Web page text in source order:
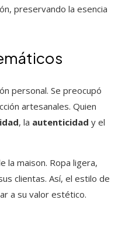
preservando la esencia
personal. Se preocupó
artesanales. Quien
, la autenticidad y el
la maison. Ropa ligera,
clientas. Así, el estilo de
a su valor estético.